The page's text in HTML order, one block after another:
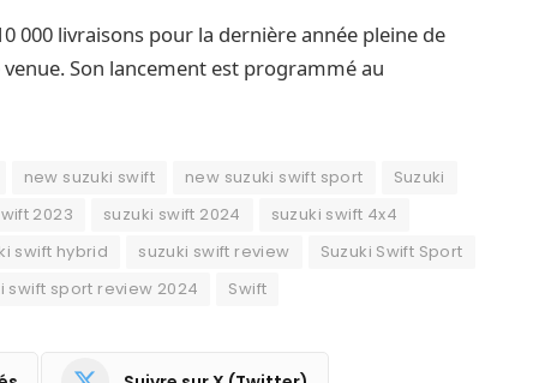
000 livraisons pour la dernière année pleine de
Son lancement est programmé au
new suzuki swift new suzuki swift sport
Suzuki
2023 suzuki swift 2024
suzuki swift 4x4
swift hybrid suzuki swift review
Suzuki Swift Sport
swift sport review 2024 Swift